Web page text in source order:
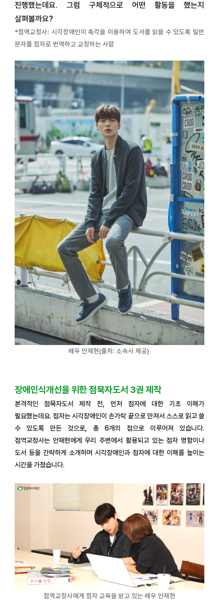
진행했는데요. 그럼 구체적으로 어떤 활동을 했는지
살펴볼까요?
*점역교정사: 시각장애인이 촉각을 이용하여 도서를 읽을 수 있도록 일반
문자를 점자로 번역하고 교정하는 사람
배우 안재현(출처: 소속사 제공)
장애인식개선을 위한 점묵자도서 3권 제작
본격적인 점묵자도서 제작 전, 먼저 점자에 대한 기초 이해가
필요했는데요. 점자는 시각장애인이 손가락 끝으로 만져서 스스로 읽고 쓸
수 있도록 만든 것으로, 총 6개의 점으로 이루어져 있습니다.
점역교정사는 안재현에게 우리 주변에서 활용되고 있는 점자 명함이나
도서 등을 간략하게 소개하며 시각장애인과 점자에 대한 이해를 높이는
시간을 가졌습니다.
점역교정사에게 점자 교육을 받고 있는 배우 안재현